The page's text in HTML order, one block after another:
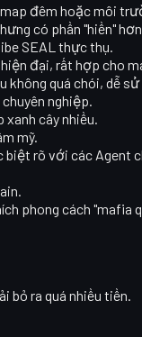
đêm hoặc môi
có phần "hiền"
SEAL thực thụ.
đại, rất hợp cho
không quá chói, dễ sử
nghiệp.
xanh cây nhiều.
mỹ.
rõ với các Agent
phong cách "mafia
bỏ ra quá nhiều tiền.